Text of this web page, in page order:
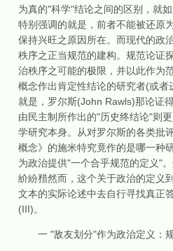
为真的"科学"结论之间的区别，就
特别强调的就是，前者不能被还原
保持兴旺之原因所在。而现代的政
秩序之正当规范的建构。规范论证
治秩序之可能的极限，并以此作为
概念作出肯定性结论的研究者(或
就是，罗尔斯(John Rawls)那论证
由民主制所作出的"历史终结论"则
学研究本身。从对罗尔斯的各类批
概念》的施米特究竟作的是哪一种
为政治提供"一个合乎规范的定义"
紒紛矠然而，这个关于政治的定义
文本的实际论述中去自行寻找真正
(III)。
一 "敌友划分"作为政治定义：